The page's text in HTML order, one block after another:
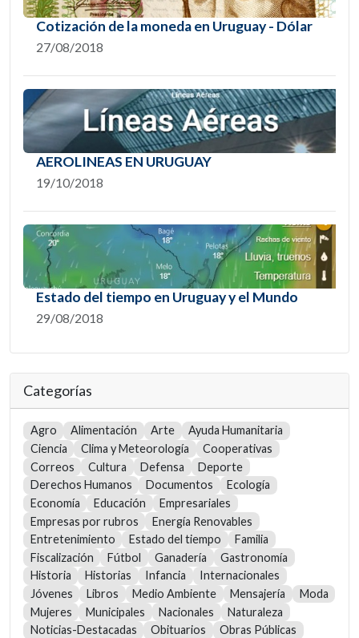
Cotización de la moneda en Uruguay - Dólar
27/08/2018
AEROLINEAS EN URUGUAY
19/10/2018
Estado del tiempo en Uruguay y el Mundo
29/08/2018
Categorías
Agro Alimentación Arte
Ayuda Humanitaria
Ciencia
Clima y Meteorología
Cooperativas
Correos
Cultura Defensa
Deporte
Derechos Humanos
Documentos
Ecología
Economía
Educación
Empresariales
Empresas por rubros
Energía Renovables
Entretenimiento
Estado del tiempo
Familia
Fiscalización
Fútbol Ganadería
Gastronomía
Historia
Historias Infancia
Internacionales
Jóvenes
Libros Medio Ambiente Mensajería
Moda
Mujeres
Municipales Nacionales
Naturaleza
Noticias-Destacadas
Obituarios
Obras Públicas